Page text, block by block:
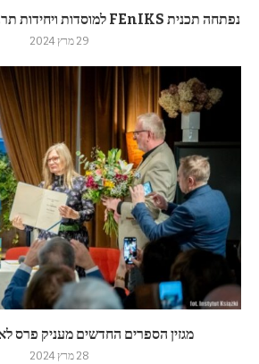
נפתחה תכנית FEnIKS למוסדות ויחידות תרבות של השלטון המקומי
29 מרץ 2024
מגזין הספרים החדשים מעניק פרס
28 מרץ 2024